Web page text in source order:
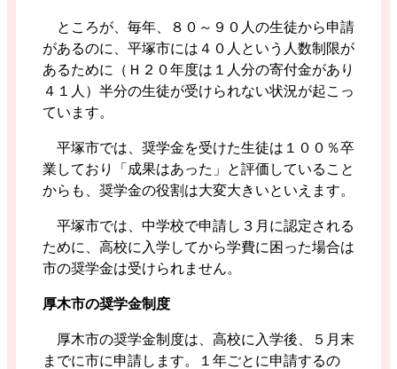
ところが、毎年、８０～９０人の生徒から申請
があるのに、平塚市には４０人という人数制限が
あるために（Ｈ２０年度は１人分の寄付金があり
４１人）半分の生徒が受けられない状況が起こっ
ています。
平塚市では、奨学金を受けた生徒は１００％卒
業しており「成果はあった」と評価していること
からも、奨学金の役割は大変大きいといえます。
平塚市では、中学校で申請し３月に認定される
ために、高校に入学してから学費に困った場合は
市の奨学金は受けられません。
厚木市の奨学金制度
厚木市の奨学金制度は、高校に入学後、５月末
までに市に申請します。１年ごとに申請するの